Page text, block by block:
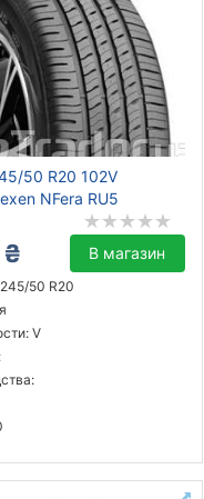
50 R20 102V
NFera RU5
₴ В магазин
50 R20
V